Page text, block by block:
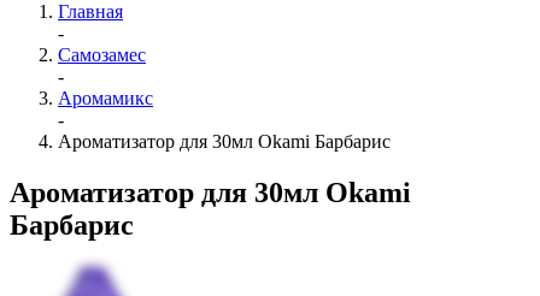
Главная
-
Самозамес
-
Аромамикс
-
Ароматизатор для 30мл Okami Барбарис
Ароматизатор для 30мл Okami
Барбарис